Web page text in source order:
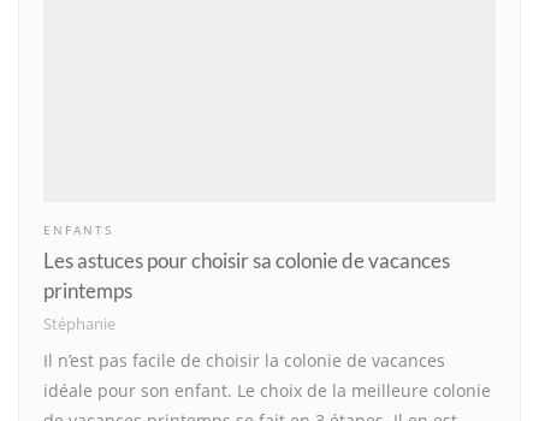
ENFANTS
Les astuces pour choisir sa colonie de vacances
printemps
Stéphanie
Il n’est pas facile de choisir la colonie de vacances
idéale pour son enfant. Le choix de la meilleure colonie